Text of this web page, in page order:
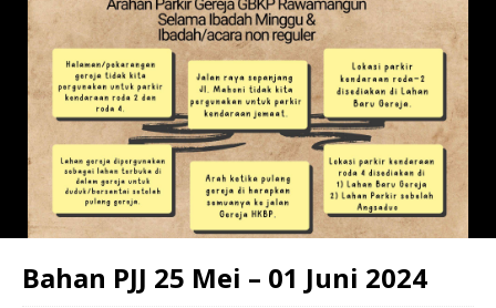
Bahan PJJ 25 Mei – 01 Juni 2024